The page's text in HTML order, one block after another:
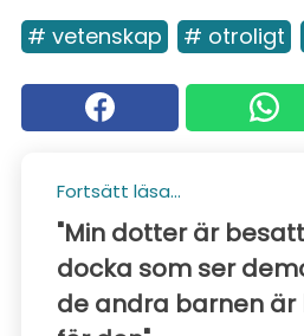
# vetenskap # otroligt
Fortsätt läsa...
"Min dotter är
docka som ser
de andra barnen är